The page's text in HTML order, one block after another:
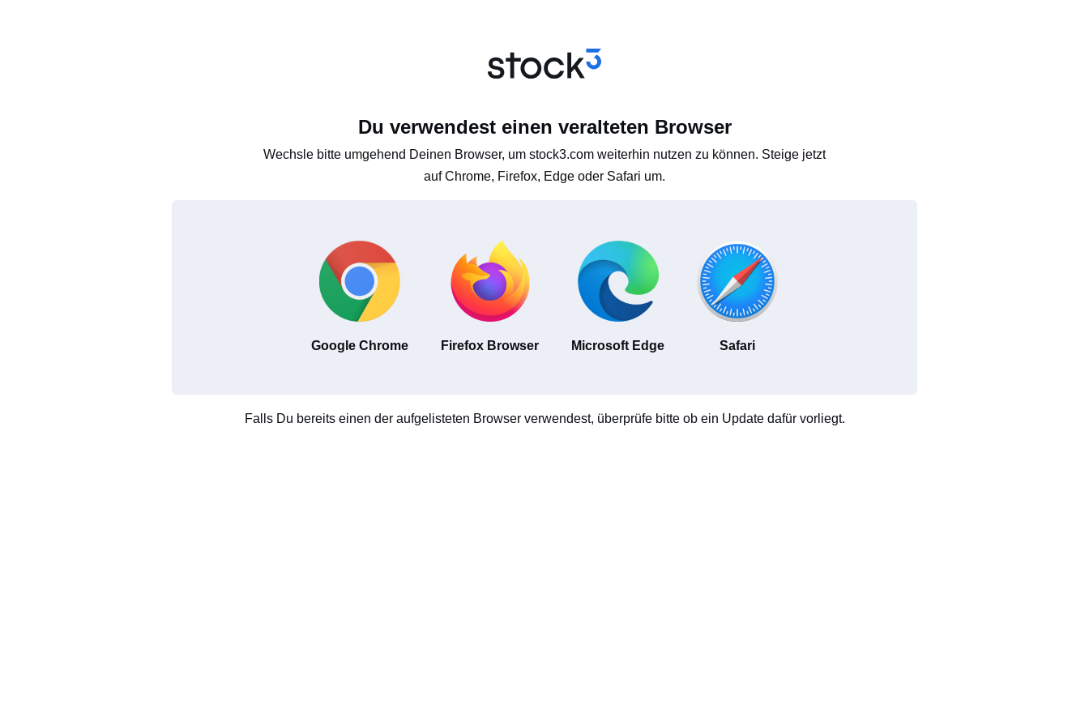
Du verwendest einen veralteten Browser
Wechsle bitte umgehend Deinen Browser, um stock3.com weiterhin nutzen zu können. Steige jetzt
auf Chrome, Firefox, Edge oder Safari um.
Google Chrome Firefox Browser Microsoft Edge Safari
Falls Du bereits einen der aufgelisteten Browser verwendest, überprüfe bitte ob ein Update dafür vorliegt.